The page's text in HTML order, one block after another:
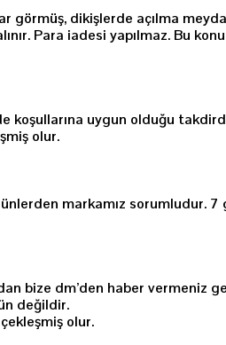
görmüş, dikişlerde açılma
Para iadesi yapılmaz. Bu
uygun olduğu
olur.
markamız
bize dm’den haber vermeniz
değildir.
olur.